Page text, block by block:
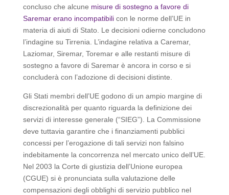
concluso che alcune misure di sostegno a favore di
Saremar erano incompatibilicon le norme dell’UE in
materia di aiuti di Stato. Le decisioni odierne concludono
l’indagine su Tirrenia. L’indagine relativa a Caremar,
Laziomar, Siremar, Toremar e alle restanti misure di
sostegno a favore di Saremar è ancora in corso e si
concluderà con l’adozione di decisioni distinte.
Gli Stati membri dell’UE godono di un ampio margine di
discrezionalità per quanto riguarda la definizione dei
servizi di interesse generale (“SIEG”). La Commissione
deve tuttavia garantire che i finanziamenti pubblici
concessi per l’erogazione di tali servizi non falsino
indebitamente la concorrenza nel mercato unico dell’UE.
Nel 2003 la Corte di giustizia dell’Unione europea
(CGUE) si è pronunciata sulla valutazione delle
compensazioni degli obblighi di servizio pubblico nel